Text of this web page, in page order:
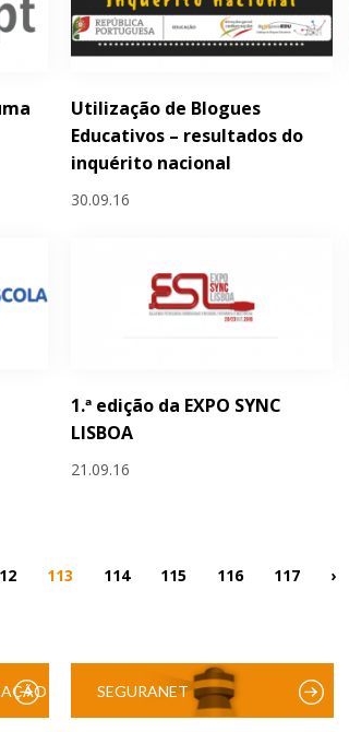
Utilização de Blogues
Educativos – resultados do
inquérito nacional
30.09.16
1.ª edição da EXPO SYNC
LISBOA
21.09.16
113 114 115 116 117 ›
SEGURANET